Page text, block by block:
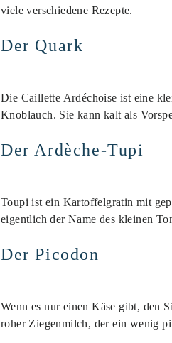
viele verschiedene Rezepte.
Der Quark
Die Caillette Ardéchoise ist eine
Knoblauch. Sie kann kalt als
Der Ardèche-Tupi
Toupi ist ein Kartoffelgratin mit
eigentlich der Name des kleinen
Der Picodon
Wenn es nur einen Käse gibt, den
roher Ziegenmilch, der ein wenig